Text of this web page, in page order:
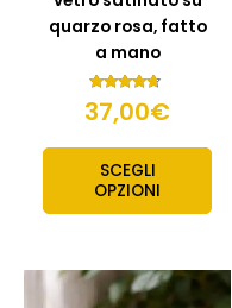
quarzo rosa, fatto
a mano
Valutato
4.50
su 5
37,00€
SCEGLI
OPZIONI